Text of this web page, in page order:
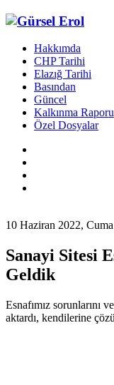
Hakkımda
CHP Tarihi
Elazığ Tarihi
Basından
Güncel
Kalkınma Raporu
Özel Dosyalar
10 Haziran 2022, Cuma
Sanayi Sitesi
Geldik
Esnafımız sorunlarını
aktardı, kendilerine